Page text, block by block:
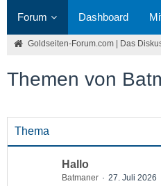
Forum Dashboard
Goldseiten-Forum.com | Das
Themen von
Thema
Hallo
Batmaner 27. Juli 2026